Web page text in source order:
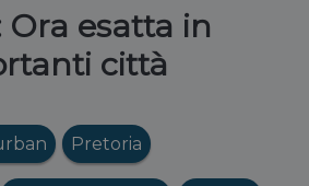
Ora esatta in
città
Pretoria